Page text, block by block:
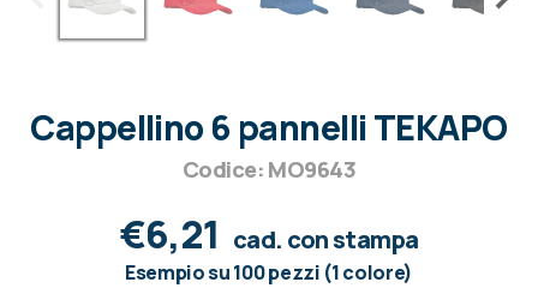
Cappellino 6 pannelli TEKAPO
Codice: MO9643
€6,21 cad. con stampa
Esempio su 100 pezzi (1 colore)